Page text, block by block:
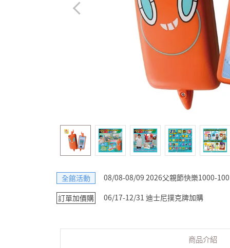
全館活動
08/08-08/09 2026父親節快樂1000-100
訂單加價購
06/17-12/31 迪士尼撲克牌加購
商品介紹